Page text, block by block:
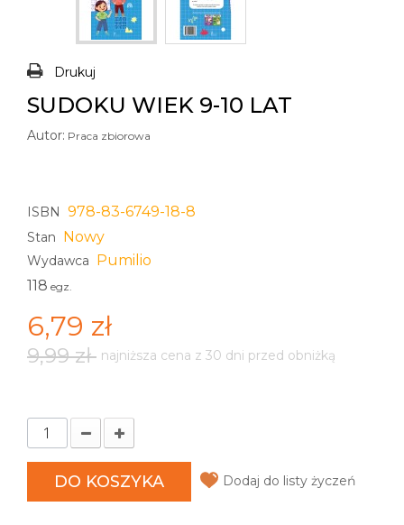
Drukuj
SUDOKU WIEK 9-10 LAT
Autor: Praca zbiorowa
ISBN 978-83-6749-18-8
Stan Nowy
Wydawca Pumilio
118 egz.
6,79 zł
9,99 zł najniższa cena z 30 dni przed obniżką
DO KOSZYKA Dodaj do listy życzeń